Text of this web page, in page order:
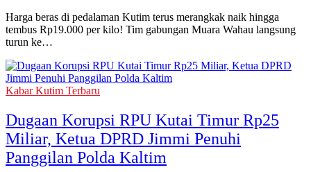
Harga beras di pedalaman Kutim terus merangkak naik hingga
tembus Rp19.000 per kilo! Tim gabungan Muara Wahau langsung
turun ke…
Kabar Kutim Terbaru
Dugaan Korupsi RPU Kutai Timur Rp25
Miliar, Ketua DPRD Jimmi Penuhi
Panggilan Polda Kaltim